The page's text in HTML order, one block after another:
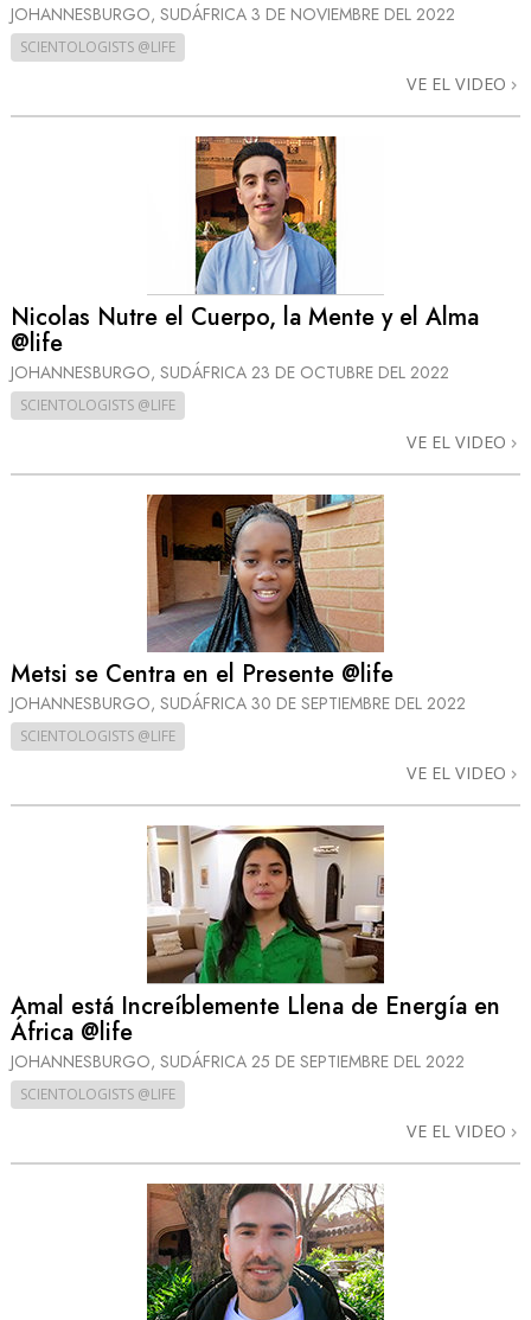
JOHANNESBURGO, SUDÁFRICA 3 DE NOVIEMBRE DEL 2022
SCIENTOLOGISTS @LIFE
VE EL VIDEO
Nicolas Nutre el Cuerpo, la Mente y el Alma
@life
JOHANNESBURGO, SUDÁFRICA 23 DE OCTUBRE DEL 2022
SCIENTOLOGISTS @LIFE
VE EL VIDEO
Metsi se Centra en el Presente @life
JOHANNESBURGO, SUDÁFRICA 30 DE SEPTIEMBRE DEL 2022
SCIENTOLOGISTS @LIFE
VE EL VIDEO
Amal está Increíblemente Llena de Energía en
África @life
JOHANNESBURGO, SUDÁFRICA 25 DE SEPTIEMBRE DEL 2022
SCIENTOLOGISTS @LIFE
VE EL VIDEO